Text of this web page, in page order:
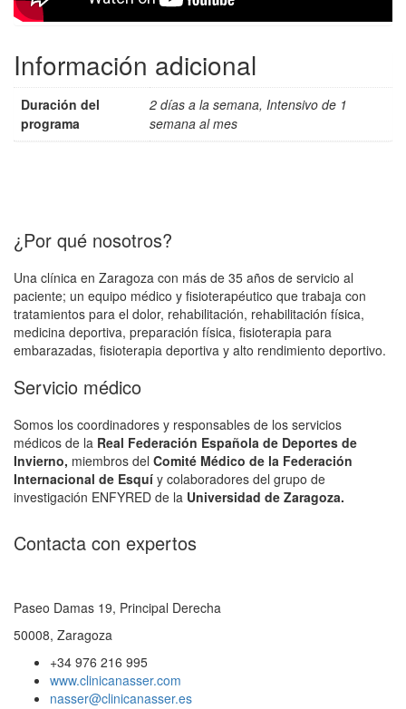
Información adicional
Duración del
programa
2 días a la semana, Intensivo de 1
semana al mes
¿Por qué nosotros?
Una clínica en Zaragoza con más de 35 años de servicio al
paciente; un equipo médico y fisioterapéutico que trabaja con
tratamientos para el dolor, rehabilitación, rehabilitación física,
medicina deportiva, preparación física, fisioterapia para
embarazadas, fisioterapia deportiva y alto rendimiento deportivo.
Servicio médico
Somos los coordinadores y responsables de los servicios
médicos de la Real Federación Española de Deportes de
Invierno, miembros del Comité Médico de la Federación
Internacional de Esquí y colaboradores del grupo de
investigación ENFYRED de la Universidad de Zaragoza.
Contacta con expertos
Paseo Damas 19, Principal Derecha
50008, Zaragoza
+34 976 216 995
www.clinicanasser.com
nasser@clinicanasser.es